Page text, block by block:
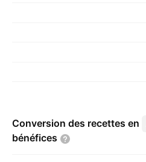
Conversion des recettes en
bénéfices